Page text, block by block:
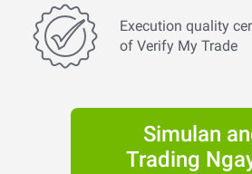
Execution quality
of Verify My Trade
Simulan
Trading